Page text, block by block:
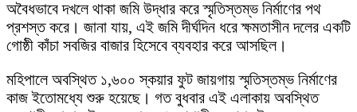
অবৈধভাবে দখলে থাকা জমি উদ্ধার করে স্মৃতিস্তম্ভ নির্মাণের পথ
প্রশস্ত করে। জানা যায়, এই জমি দীর্ঘদিন ধরে ক্ষমতাসীন দলের একটি
গোষ্ঠী কাঁচা সবজির বাজার হিসেবে ব্যবহার করে আসছিল।
মহিপালে অবস্থিত ১,৬০০ স্কয়ার ফুট জায়গায় স্মৃতিস্তম্ভ নির্মাণের
কাজ ইতোমধ্যে শুরু হয়েছে। গত বুধবার এই এলাকায় অবস্থিত